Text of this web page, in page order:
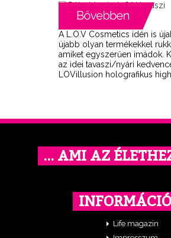
A L.O.V Cosmetics idén is
újabb olyan termékekkel
amiket egyszerűen imádok.
az idei tavaszi/nyári
LOVillusion holografikus
… AMI AZ
Life magazin